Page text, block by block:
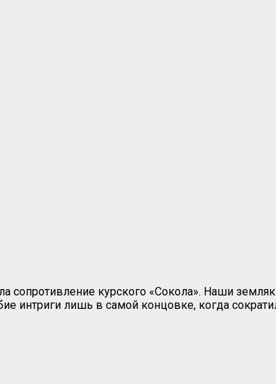
курского «Сокола». Наши
интриги лишь в самой концовке, когда